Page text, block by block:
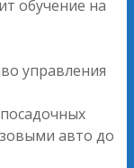
обучение на
управления
авто до